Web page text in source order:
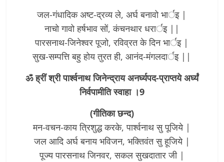
जल-गंधादिक अष्ट-द्रव्य ले, अर्घ बनावो भार्इ |
नाचो गावो हर्षभाव सों, कंचनथार धरार्इ ||
पारसनाथ-जिनेश्वर पूजो, रविव्रत के दिन भार्इ |
सुख-सम्पत्ति बहु होय तुरत ही, आनंद-मंगलदार्इ ||
ॐ ह्रीं श्री पार्श्वनाथ जिनेन्द्राय अनर्घ्यपद-प्राप्तये अर्घ्यं
निर्वपामीति स्वाहा ।9
(गीतिका छन्द)
मन-वचन-काय त्रिशुद्ध करके, पार्श्वनाथ सु पूजिये |
जल आदि अर्घ बनाय भविजन, भक्तिवंत सु हूजिये |
पूज्य पारसनाथ जिनवर, सकल सुखदातार जी |